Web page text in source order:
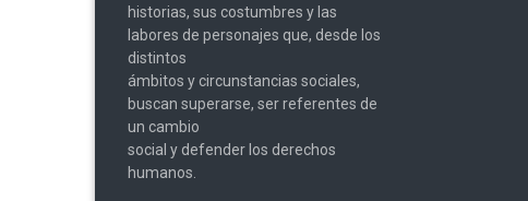
historias, sus costumbres y las
labores de personajes que, desde los
distintos
ámbitos y circunstancias sociales,
buscan superarse, ser referentes de
un cambio
social y defender los derechos
humanos.